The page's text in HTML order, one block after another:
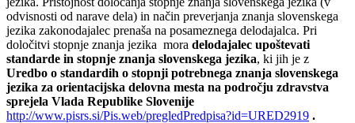
odvisnosti od narave dela) in način preverjanja znanja slovenskega
jezika zakonodajalec prenaša na posameznega delodajalca. Pri
določitvi stopnje znanja jezika mora delodajalec upoštevati
standarde in stopnje znanja slovenskega jezika, ki jih je z
Uredbo o standardih o stopnji potrebnega znanja slovenskega
jezika za orientacijska delovna mesta na področju zdravstva
sprejela Vlada Republike Slovenije
http://www.pisrs.si/Pis.web/pregledPredpisa?id=URED2919 .